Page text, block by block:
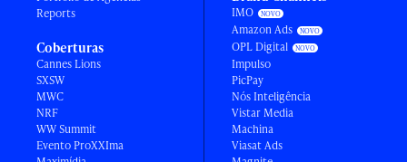
Reports
Coberturas
Cannes Lions
SXSW
MWC
NRF
WW Summit
Evento ProXXIma
IMO
Amazon Ads
OPL Digital
Impulso
PicPay
Nós Inteligência
Vistar Media
Machina
Viasat Ads